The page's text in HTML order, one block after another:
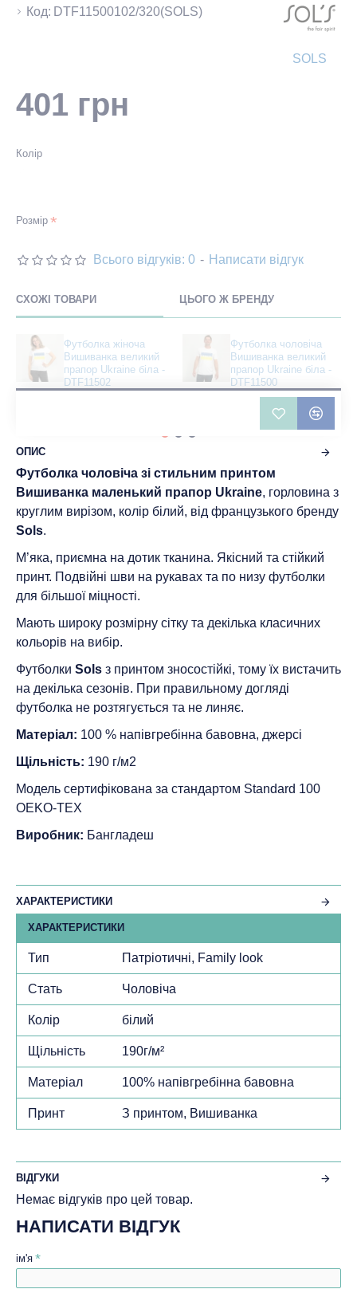
Код: DTF11500102/320(SOLS)
SOLS
Всього відгуків: 0 - Написати відгук
401 грн
Колір
Розмір
СХОЖІ ТОВАРИ ЦЬОГО Ж БРЕНДУ
Футболка жіноча
Вишиванка великий
прапор Ukraine біла -
DTF11502
Футболка чоловіча
Вишиванка великий
прапор Ukraine біла -
DTF11500
401 грн
ОПИС
Футболка чоловіча зі стильним принтом
Вишиванка маленький прапор Ukraine, горловина з
круглим вирізом, колір білий, від французького бренду
Sols.
М’яка, приємна на дотик тканина. Якісний та стійкий
принт. Подвійні шви на рукавах та по низу футболки
для більшої міцності.
Мають широку розмірну сітку та декілька класичних
кольорів на вибір.
Футболки Sols з принтом зносостійкі, тому їх вистачить
на декілька сезонів. При правильному догляді
футболка не розтягується та не линяє.
Матеріал: 100 % напівгребінна бавовна, джерсі
Щільність: 190 г/м2
Модель сертифікована за стандартом Standard 100
ОEKO-TEX
Виробник: Бангладеш
ХАРАКТЕРИСТИКИ
ХАРАКТЕРИСТИКИ
Тип Патріотичні, Family look
Стать Чоловіча
Колір білий
Щільність 190г/м²
Матеріал 100% напівгребінна бавовна
Принт З принтом, Вишиванка
ВІДГУКИ
Немає відгуків про цей товар.
НАПИСАТИ ВІДГУК
ім'я